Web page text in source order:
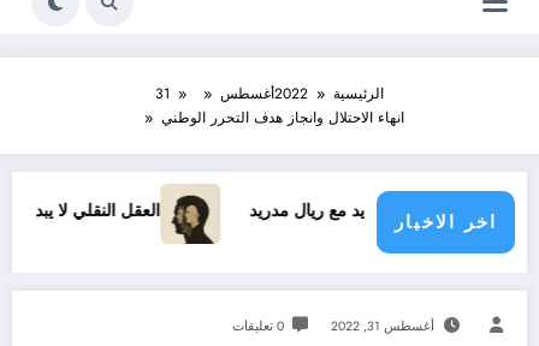
الرئيسية 2022أغسطس
31
انهاء الاحتلال وانجاز هدف التحرر الوطني
اخر الاخبار
الجديد مع ريال مدريد العقل النقلي لا يبدع حتى في
أغسطس 31, 2022 0 تعليقات